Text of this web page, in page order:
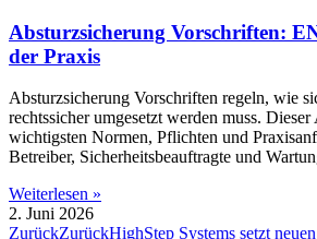
Absturzsicherung Vorschriften:
der Praxis
Absturzsicherung Vorschriften regeln, wie
rechtssicher umgesetzt werden muss.
wichtigsten Normen, Pflichten und
Betreiber, Sicherheitsbeauftragte und
Weiterlesen »
2. Juni 2026
ZurückZurückHighStep Systems setzt